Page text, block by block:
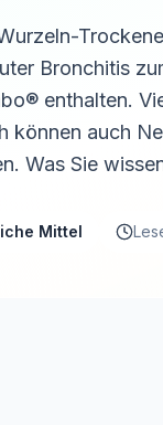
Bronchitis
enthalten.
können auch
Was Sie
Mittel